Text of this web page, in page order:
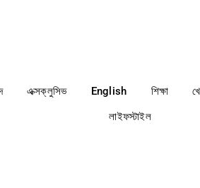
এক্সক্লুসিভ English শিক্ষা
লাইফস্টাইল